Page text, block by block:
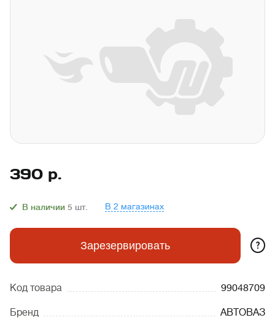
390 р.
В наличии 5 шт. В 2 магазинах
Зарезервировать ?
Код товара 99048709
Бренд АВТОВАЗ